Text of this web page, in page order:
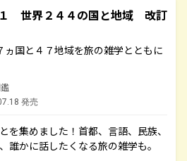
世界２４４の国と地域 改訂
ヵ国と４７地域を旅の雑学とともに
発売
を集めました！首都、言語、民族、
誰かに話したくなる旅の雑学も。